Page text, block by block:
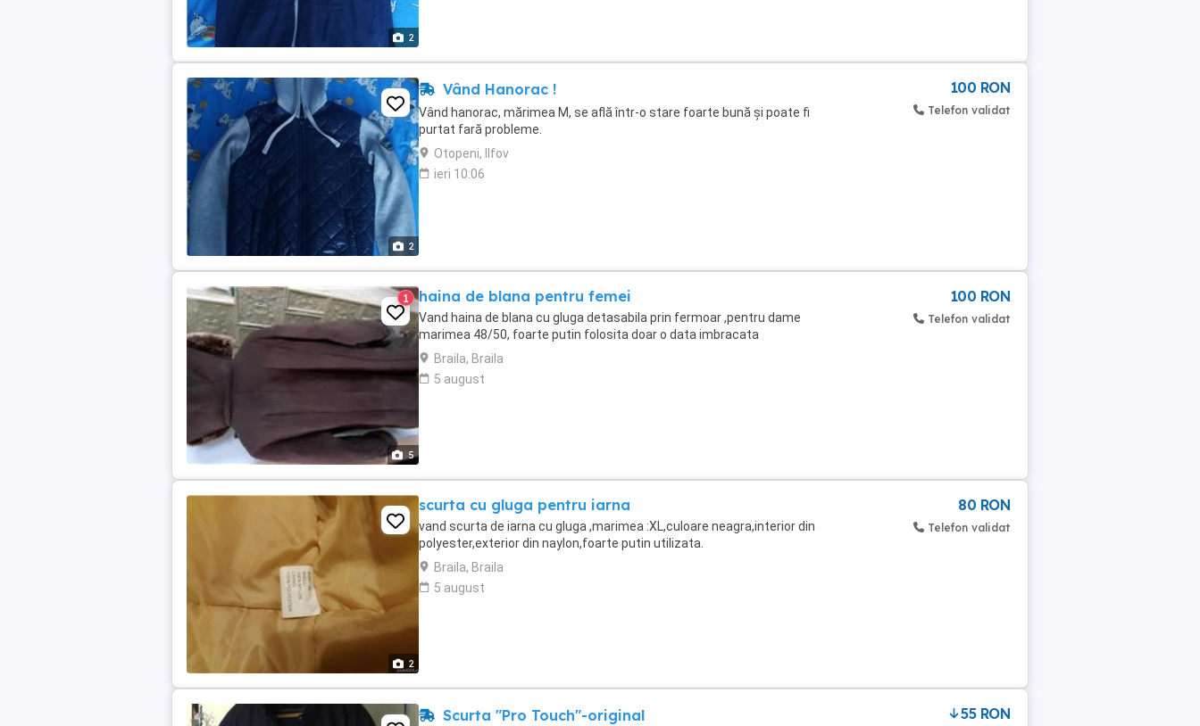
2
2
Vând Hanorac !
Vând hanorac, mărimea M, se află într-o stare foarte bună și poate fi
purtat fară probleme.
Otopeni, Ilfov
ieri 10:06
100 RON
Telefon validat
5
1 haina de blana pentru femei
Vand haina de blana cu gluga detasabila prin fermoar ,pentru dame
marimea 48/50, foarte putin folosita doar o data imbracata
Braila, Braila
5 august
100 RON
Telefon validat
2
scurta cu gluga pentru iarna
vand scurta de iarna cu gluga ,marimea :XL,culoare neagra,interior din
polyester,exterior din naylon,foarte putin utilizata.
Braila, Braila
5 august
80 RON
Telefon validat
Scurta "Pro Touch"-original
55 RON